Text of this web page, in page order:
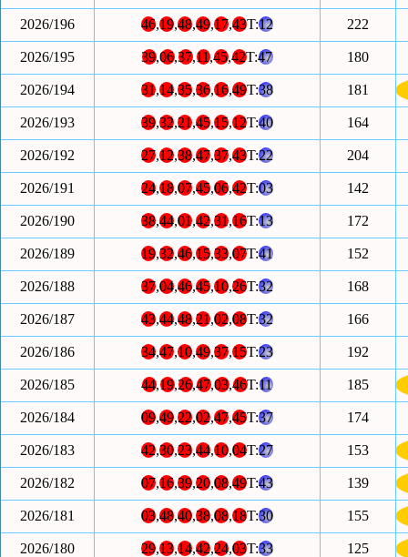
2026/196 46,19,48,49,17,43T:12 222
2026/195 39,06,37,11,45,42T:47 180
2026/194 31,14,35,36,16,49T:38 181
2026/193 39,32,21,45,15,12T:40 164
2026/192 27,12,38,47,37,43T:22 204
2026/191 24,18,07,45,06,42T:03 142
2026/190 38,44,01,42,31,16T:13 172
2026/189 19,32,46,15,33,07T:41 152
2026/188 37,04,46,45,10,26T:32 168
2026/187 43,44,48,21,02,08T:32 166
2026/186 34,47,10,49,37,15T:23 192
2026/185 44,19,26,47,03,46T:11 185
2026/184 09,49,22,02,47,45T:37 174
2026/183 42,30,23,44,10,04T:27 153
2026/182 07,16,39,20,08,49T:43 139
2026/181 03,48,40,38,08,18T:30 155
2026/180 29,13,14,42,24,03T:33 125